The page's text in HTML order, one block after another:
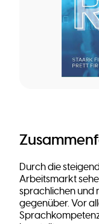
Durch die
Arbeitsmarkt
sprachlichen und
gegenüber. Vor